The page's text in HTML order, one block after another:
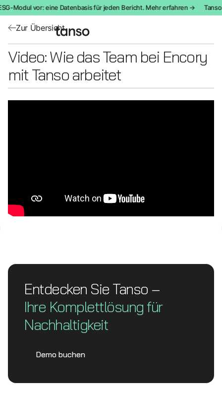
Modul vor: eine Datenbasis für jeden Bericht. Mehr erfahren →
Zur Übersicht
Video: Wie das Team bei Encory
mit Tanso arbeitet
Entdecken Sie Tanso –
Ihre Komplett­lösung für
Nachhaltigkeit
Demo buchen